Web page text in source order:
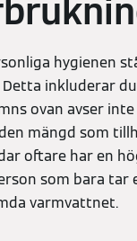
hygienen
Detta inkluderar
ovan avser
mängd som
oftare har en
som bara tar
varmvattnet.